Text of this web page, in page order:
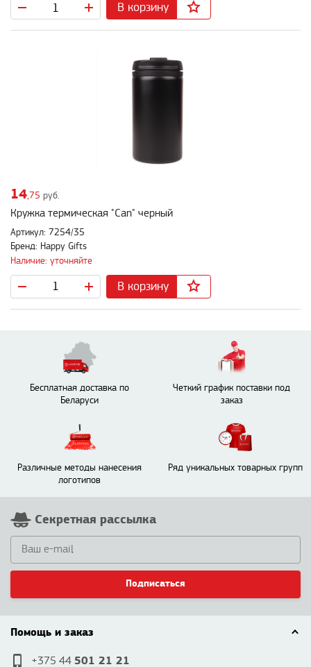
В корзину
14,75 руб.
Кружка термическая "Can" черный
Артикул: 7254/35
Бренд: Happy Gifts
Наличие: уточняйте
В корзину
Бесплатная доставка по
Беларуси
Четкий график поставки под
заказ
Различные методы нанесения
логотипов
Ряд уникальных товарных групп
Секретная рассылка
Подписаться
Помощь и заказ
+375 44 501 21 21